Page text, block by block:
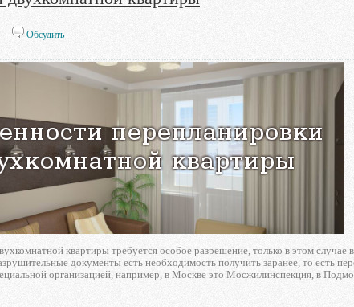
Обсудить
квартиры требуется особое разрешение, только в этом случае
документы есть необходимость получить заранее, то есть
организацией, например, в Москве это Мосжилинспекция, в